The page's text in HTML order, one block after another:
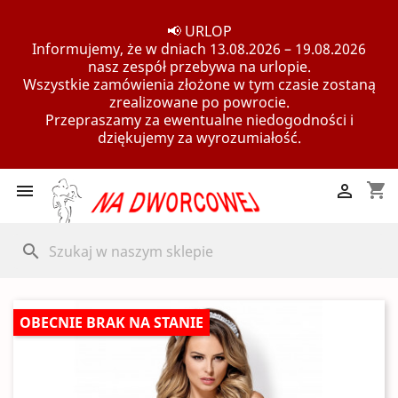
📢 URLOP
Informujemy, że w dniach 13.08.2026 – 19.08.2026
nasz zespół przebywa na urlopie.
Wszystkie zamówienia złożone w tym czasie zostaną
zrealizowane po powrocie.
Przepraszamy za ewentualne niedogodności i
dziękujemy za wyrozumiałość.
 shopping_cart

search
OBECNIE BRAK NA STANIE